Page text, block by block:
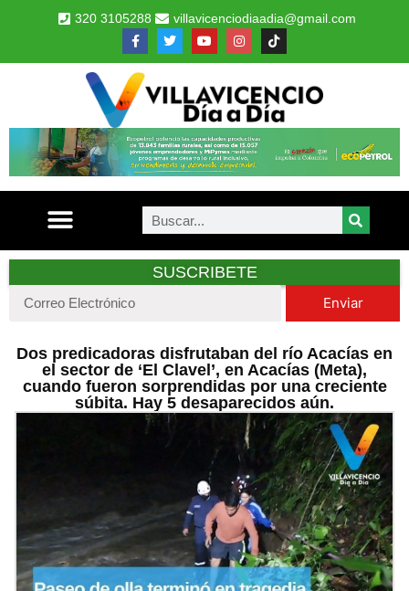
320 3105288 villavicenciodiaadia@gmail.com
SUSCRIBETE
Enviar
Dos predicadoras disfrutaban del río Acacías en
el sector de ‘El Clavel’, en Acacías (Meta),
cuando fueron sorprendidas por una creciente
súbita. Hay 5 desaparecidos aún.